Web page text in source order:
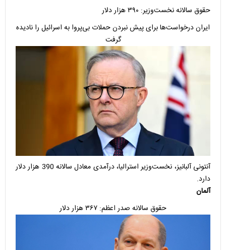
حقوق سالانه نخست‌وزیر: ۳۹۰ هزار دلار
ایران درخواست‌ها برای پیش نبردن حملات بی‌پروا به اسرائیل را نادیده
گرفت
آنتونی آلبانیز، نخست‌وزیر استرالیا، درآمدی معادل سالانه 390 هزار دلار
دارد.
آلمان
حقوق سالانه صدر اعظم: ۳۶۷ هزار دلار